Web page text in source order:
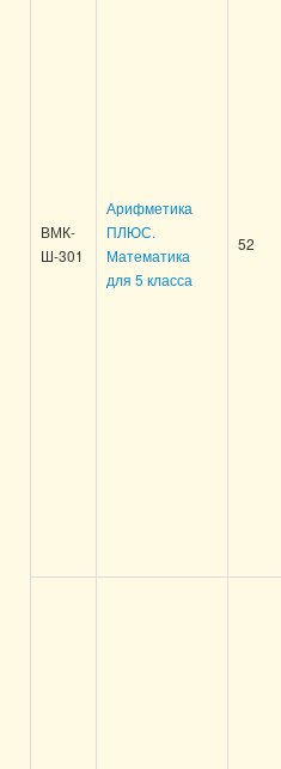
ВМК-
Ш-301
Арифметика
ПЛЮС.
Математика
для 5 класса
52